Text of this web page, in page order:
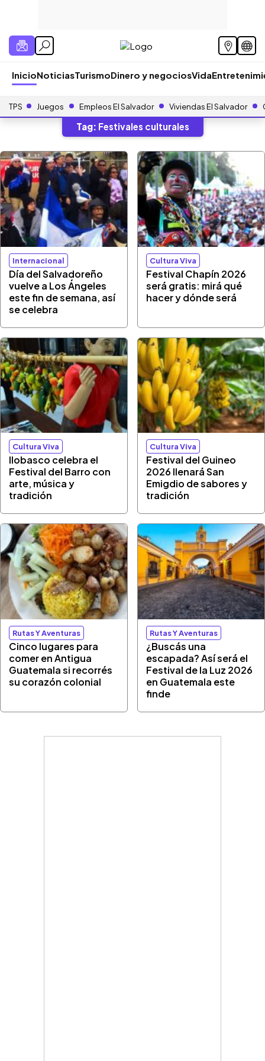
InicioNoticiasTurismoDinero y negociosVida
TPS Juegos Empleos El Salvador Viviendas El Salvador
Tag: Festivales culturales
Internacional
Día del Salvadoreño
vuelve a Los Ángeles
este fin de semana, así
se celebra
Cultura Viva
Festival Chapín 2026
será gratis: mirá qué
hacer y dónde será
Cultura Viva
Ilobasco celebra el
Festival del Barro con
arte, música y
tradición
Cultura Viva
Festival del Guineo
2026 llenará San
Emigdio de sabores y
tradición
Rutas Y Aventuras
Cinco lugares para
comer en Antigua
Guatemala si recorrés
su corazón colonial
Rutas Y Aventuras
¿Buscás una
escapada? Así será el
Festival de la Luz 2026
en Guatemala este
finde